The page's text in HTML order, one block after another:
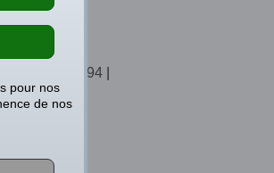
1994
pour nos
de nos